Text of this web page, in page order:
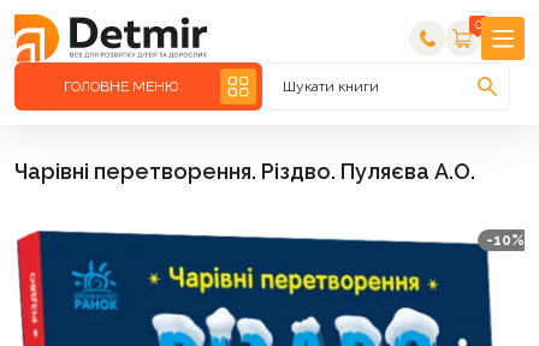
0
ГОЛОВНЕ МЕНЮ Шукати книги
Чарівні перетворення. Різдво. Пуляєва А.О.
-10%